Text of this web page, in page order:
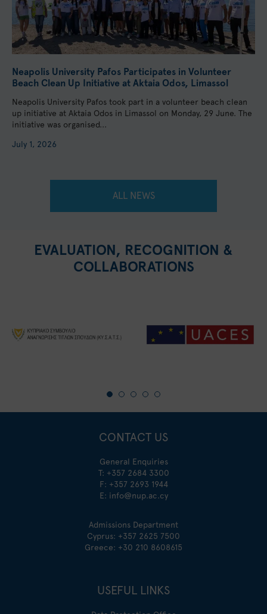
Neapolis University Pafos Participates in Volunteer
Beach Clean Up Initiative at Aktaia Odos, Limassol
Neapolis University Pafos took part in a volunteer beach clean
up initiative at Aktaia Odos in Limassol on Monday, 29 June. The
initiative was organised...
July 1, 2026
ALL NEWS
EVALUATION, RECOGNITION &
COLLABORATIONS
CONTACT US
General Enquiries
T: +357 2684 3300
F: +357 2693 1944
E: info@nup.ac.cy
Admissions Department
Cyprus: +357 2625 7500
Greece: +30 210 8608615
USEFUL LINKS